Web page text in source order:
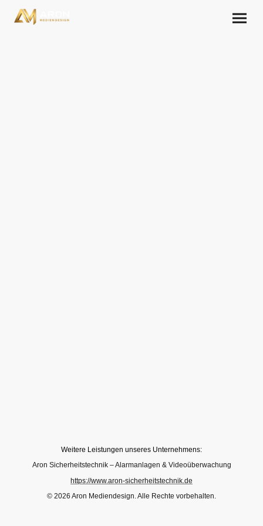
Weitere Leistungen unseres Unternehmens:
Aron Sicherheitstechnik – Alarmanlagen & Videoüberwachung
https://www.aron-sicherheitstechnik.de
© 2026 Aron Mediendesign. Alle Rechte vorbehalten.